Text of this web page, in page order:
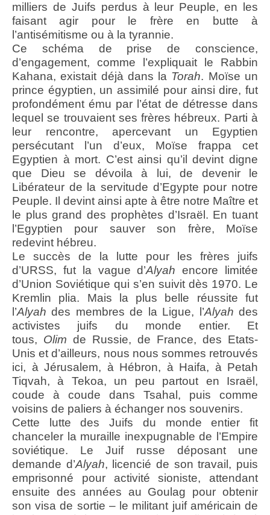
milliers de Juifs perdus à leur Peuple, en les
faisant agir pour le frère en butte à
l’antisémitisme ou à la tyrannie.
Ce schéma de prise de conscience,
d’engagement, comme l’expliquait le Rabbin
Kahana, existait déjà dans la Torah. Moïse un
prince égyptien, un assimilé pour ainsi dire, fut
profondément ému par l’état de détresse dans
lequel se trouvaient ses frères hébreux. Parti à
leur rencontre, apercevant un Egyptien
persécutant l’un d’eux, Moïse frappa cet
Egyptien à mort. C’est ainsi qu’il devint digne
que Dieu se dévoila à lui, de devenir le
Libérateur de la servitude d’Egypte pour notre
Peuple. Il devint ainsi apte à être notre Maître et
le plus grand des prophètes d’Israël. En tuant
l’Egyptien pour sauver son frère, Moïse
redevint hébreu.
Le succès de la lutte pour les frères juifs
d’URSS, fut la vague d’Alyahencore limitée
d’Union Soviétique qui s’en suivit dès 1970. Le
Kremlin plia. Mais la plus belle réussite fut
l’Alyah des membres de la Ligue, l’Alyah des
activistes juifs du monde entier. Et
tous, Olim de Russie, de France, des Etats-
Unis et d’ailleurs, nous nous sommes retrouvés
ici, à Jérusalem, à Hébron, à Haifa, à Petah
Tiqvah, à Tekoa, un peu partout en Israël,
coude à coude dans Tsahal, puis comme
voisins de paliers à échanger nos souvenirs.
Cette lutte des Juifs du monde entier fit
chanceler la muraille inexpugnable de l’Empire
soviétique. Le Juif russe déposant une
demande d’Alyah, licencié de son travail, puis
emprisonné pour activité sioniste, attendant
ensuite des années au Goulag pour obtenir
son visa de sortie – le militant juif américain de